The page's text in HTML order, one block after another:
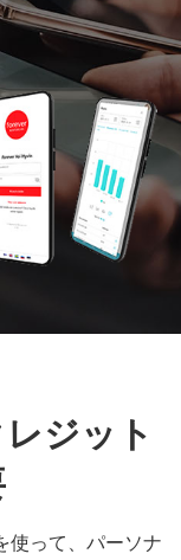
ジット
使って、パーソナ